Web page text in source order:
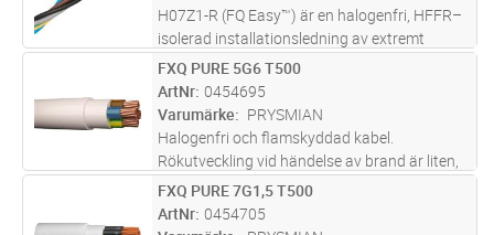
H07Z1-R (FQ Easy™) är en halogenfri, HFFR–
isolerad installationsledning av extremt
lågfriktionsmaterial med en rund fåtrådig
ledare av koppar.
M Lägg i kundvagn
FXQ PURE 5G6 T500
ArtNr 0454695
Varumärke
PRYSMIAN
Halogenfri och flamskyddad kabel.
Rökutveckling vid händelse av brand är liten,
genomsynlig (underlättar utrymning) och ej
skadlig för elektronisk utrustning. Lämpar sig
för fast förläggning, i rör,
M Lägg i kundvagn
FXQ PURE 7G1,5 T500
ArtNr 0454705